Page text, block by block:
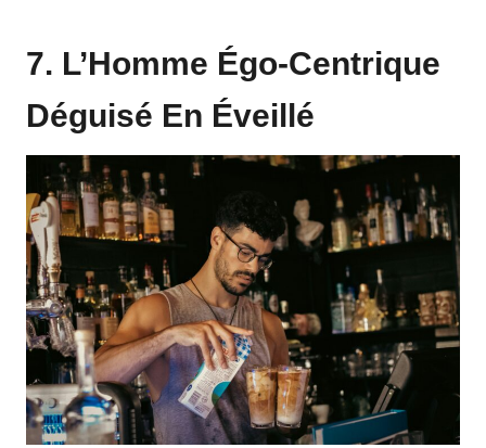
7. L’Homme Égo-Centrique
Déguisé En Éveillé